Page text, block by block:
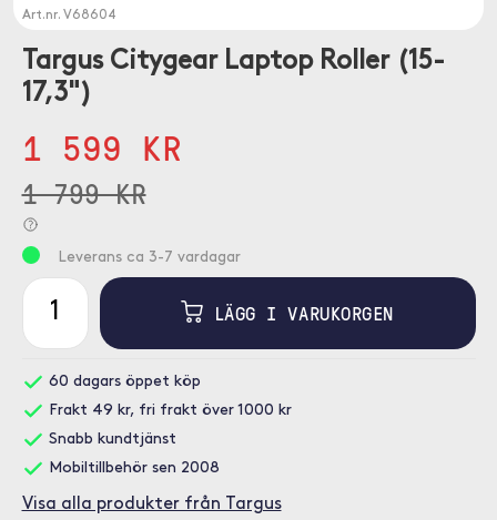
Art.nr. V68604
Targus Citygear Laptop Roller (15-
17,3")
1 599 KR
1 799 KR
Leverans ca 3-7 vardagar
LÄGG I VARUKORGEN
60 dagars öppet köp
Frakt 49 kr, fri frakt över 1000 kr
Snabb kundtjänst
Mobiltillbehör sen 2008
Visa alla produkter från Targus